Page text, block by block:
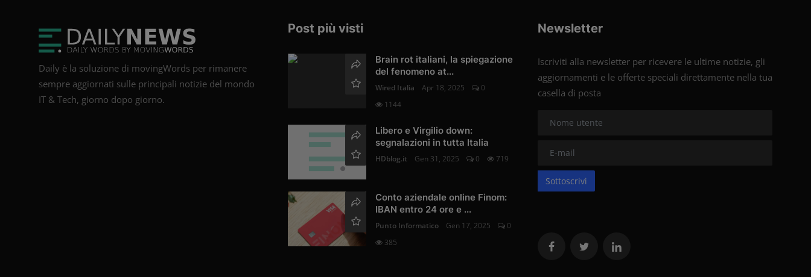
Daily è la soluzione di movingWords per rimanere
sempre aggiornati sulle principali notizie del mondo
IT & Tech, giorno dopo giorno.
Post più visti
Brain rot italiani, la spiegazione
del fenomeno at...
Wired Italia Apr 18, 2025
0
1144
Libero e Virgilio down:
segnalazioni in tutta Italia
HDblog.it Gen 31, 2025 0 719
Conto aziendale online Finom:
IBAN entro 24 ore e ...
Punto Informatico Gen 17, 2025
0
385
Newsletter
Iscriviti alla newsletter per ricevere le ultime notizie, gli
aggiornamenti e le offerte speciali direttamente nella tua
casella di posta
Sottoscrivi